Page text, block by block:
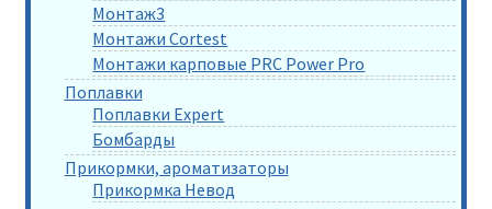
Монтаж3
Монтажи Cortest
Монтажи карповые PRC Power Pro
Поплавки
Поплавки Expert
Бомбарды
Прикормки, ароматизаторы
Прикормка Невод